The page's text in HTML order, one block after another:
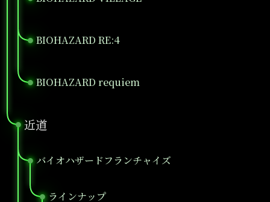
BIOHAZARD RE:4
●
BIOHAZARD requiem
●
近道
●
バイオハザードフランチャイズ
●
ラインナップ
●